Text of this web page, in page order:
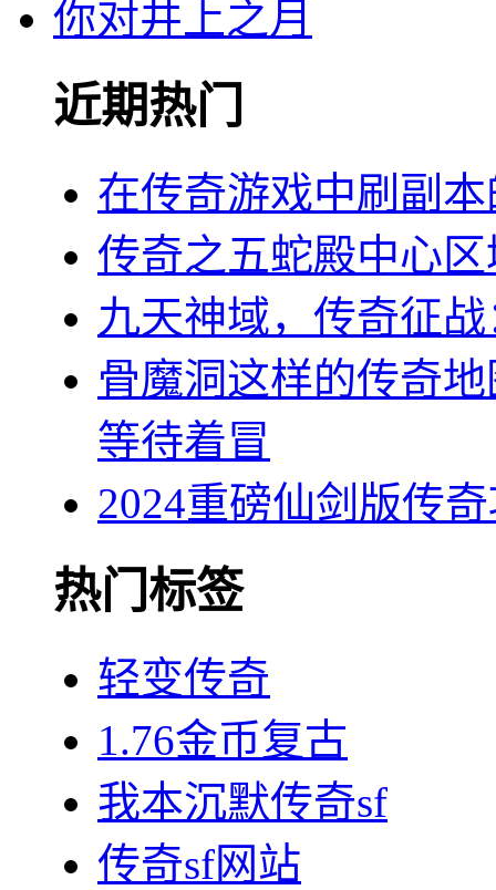
你对井上之月
近期热门
在传奇游戏中刷副
传奇之五蛇殿中心
九天神域，传奇征
骨魔洞这样的传奇
等待着冒
2024重磅仙剑版传
热门标签
轻变传奇
1.76金币复古
我本沉默传奇sf
传奇sf网站